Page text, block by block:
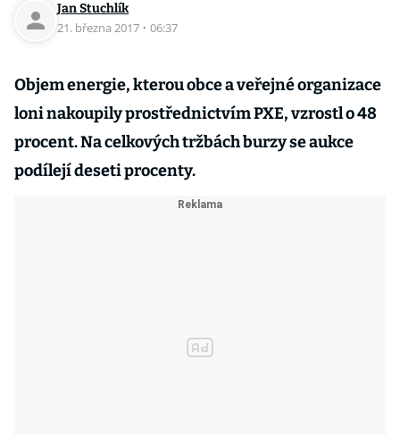
Jan Stuchlík
21. března 2017 · 06:37
Objem energie, kterou obce a veřejné organizace
loni nakoupily prostřednictvím PXE, vzrostl o 48
procent. Na celkových tržbách burzy se aukce
podílejí deseti procenty.